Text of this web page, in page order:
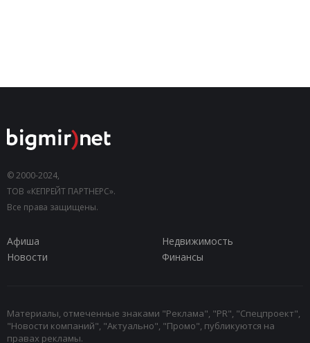
© 2000-2024,
ТОВ «КЕПРЕЙТ ПАРТНЕРС».
Все права защищены.
Афиша
Недвижимость
Новости
Финансы
Материалы, отмеченные знаками "Реклама", "PR", "Спецпроект",
"Новости компаний", "Актуально", "Промо", публикуются на
правах рекламы.